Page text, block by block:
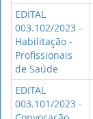
EDITAL
003.102/2023 -
Habilitação -
Profissionais
de Saúde
EDITAL
003.101/2023 -